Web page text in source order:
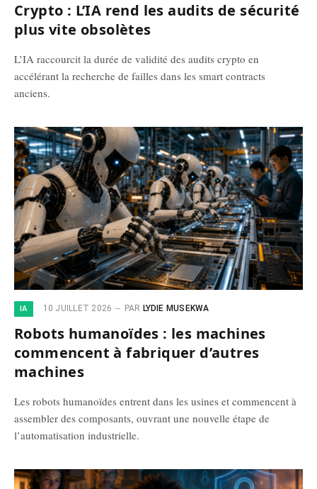
Crypto : L’IA rend les audits de sécurité
plus vite obsolètes
L’IA raccourcit la durée de validité des audits crypto en
accélérant la recherche de failles dans les smart contracts
anciens.
IA 10 JUILLET 2026 PAR LYDIE MUSEKWA
Robots humanoïdes : les machines
commencent à fabriquer d’autres
machines
Les robots humanoïdes entrent dans les usines et commencent à
assembler des composants, ouvrant une nouvelle étape de
l’automatisation industrielle.